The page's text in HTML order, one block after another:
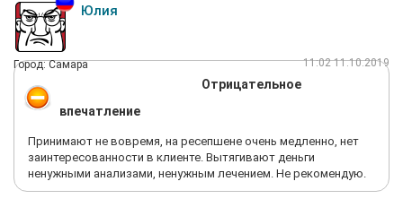
Юлия
Город: Самара 11:02 11.10.2019
Отрицательное
впечатление
Принимают не вовремя, на ресепшене очень медленно, нет
заинтересованности в клиенте. Вытягивают деньги
ненужными анализами, ненужным лечением. Не рекомендую.